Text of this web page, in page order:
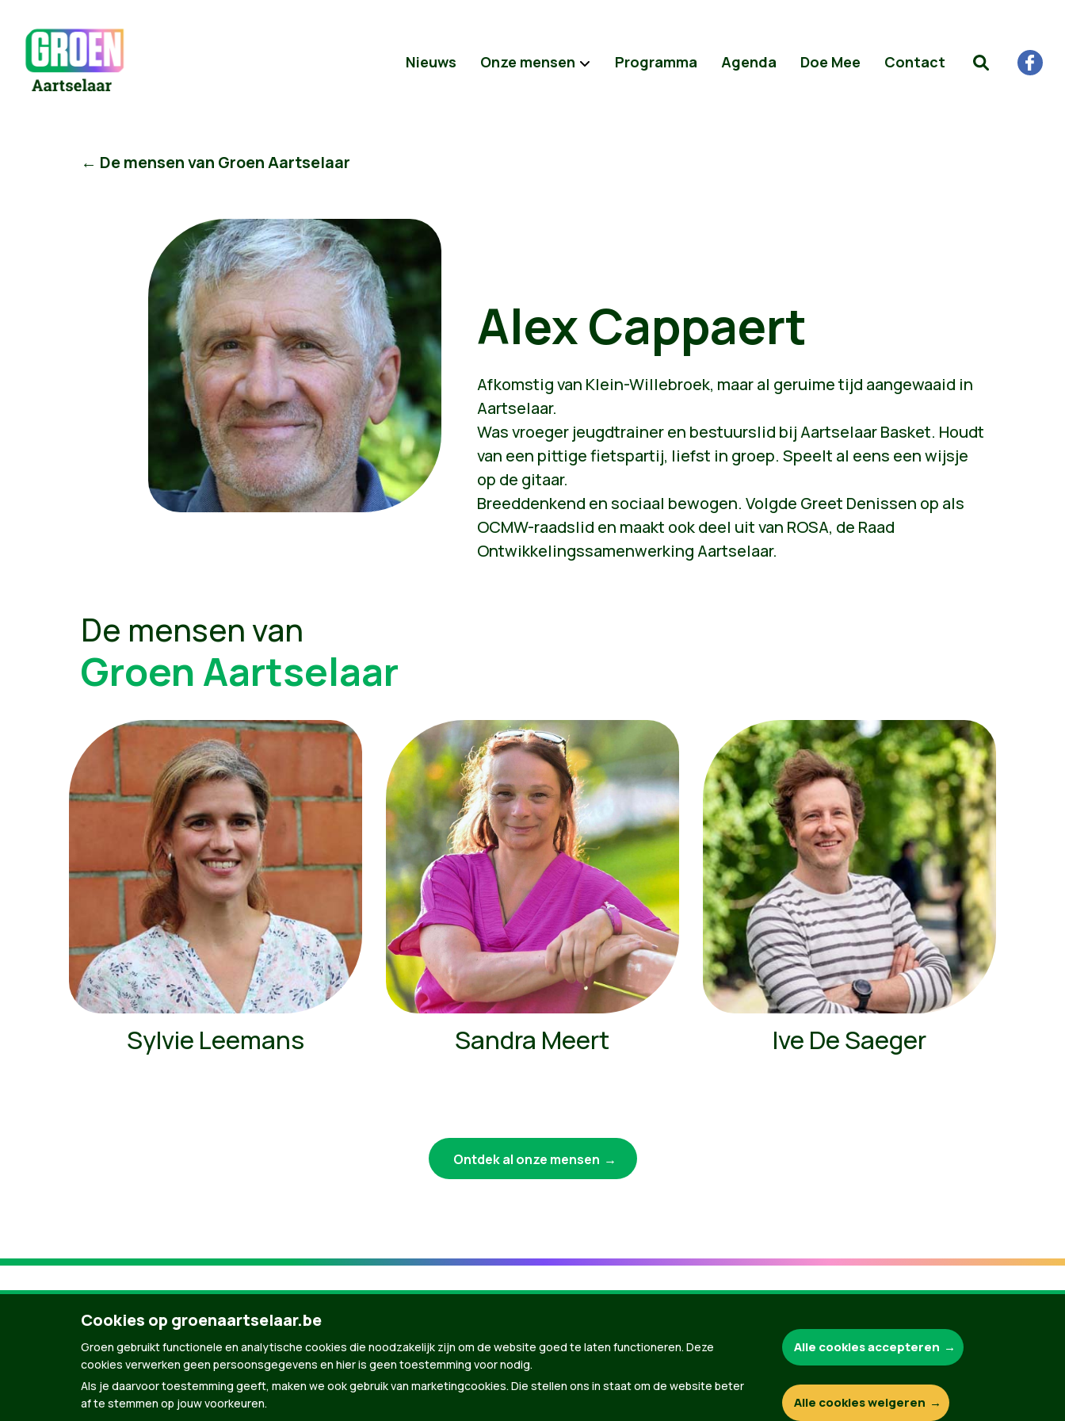
Nieuws Onze mensen Programma Agenda Doe Mee Contact
← De mensen van Groen Aartselaar
Alex Cappaert
Afkomstig van Klein-Willebroek, maar al geruime tijd aangewaaid in
Aartselaar.
Was vroeger jeugdtrainer en bestuurslid bij Aartselaar Basket. Houdt
van een pittige fietspartij, liefst in groep. Speelt al eens een wijsje
op de gitaar.
Breeddenkend en sociaal bewogen. Volgde Greet Denissen op als
OCMW-raadslid en maakt ook deel uit van ROSA, de Raad
Ontwikkelingssamenwerking Aartselaar.
De mensen van
Groen Aartselaar
Sylvie Leemans Sandra Meert Ive De Saeger
Ontdek al onze mensen
Groen.be
Cookies op groenaartselaar.be
Groen gebruikt functionele en analytische cookies die noodzakelijk zijn om de website goed te laten functioneren. Deze
cookies verwerken geen persoonsgegevens en hier is geen toestemming voor nodig.
Als je daarvoor toestemming geeft, maken we ook gebruik van marketingcookies. Die stellen ons in staat om de website beter
af te stemmen op jouw voorkeuren.
Alle cookies accepteren
Alle cookies weigeren